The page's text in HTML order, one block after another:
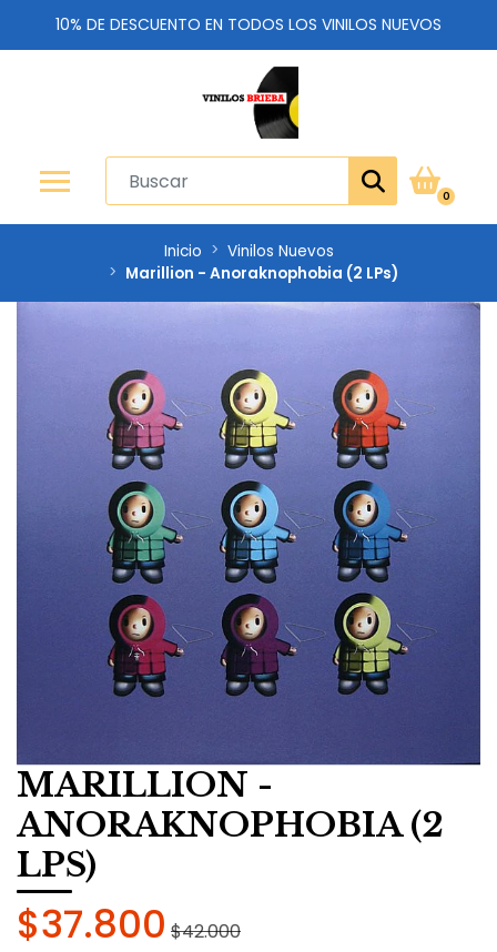
10% DE DESCUENTO EN TODOS LOS VINILOS NUEVOS
0
Inicio
Vinilos Nuevos
Marillion - Anoraknophobia (2 LPs)
MARILLION -
ANORAKNOPHOBIA (2
LPS)
$37.800 $42.000